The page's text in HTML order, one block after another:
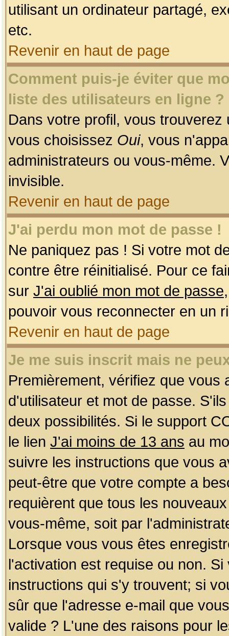
utilisant un ordinateur partagé,
etc.
Revenir en haut de page
Comment puis-je éviter que
liste des utilisateurs en ligne ?
Dans votre profil, vous
vous choisissez Oui, vous
administrateurs ou vous-même.
invisible.
Revenir en haut de page
J'ai perdu mon mot de passe !
Ne paniquez pas ! Si votre mot
contre être réinitialisé. Pour ce
sur J'ai oublié mon mot de passe
pouvoir vous reconnecter en un
Revenir en haut de page
Je me suis inscrit mais ne
Premièrement, vérifiez que
d'utilisateur et mot de passe.
deux possibilités. Si le support
le lien J'ai moins de 13 ans au
suivre les instructions que vous
peut-être que votre compte a
requièrent que tous les
vous-même, soit par
Lorsque vous vous êtes
l'activation est requise ou non.
instructions qui s'y trouvent; si
sûr que l'adresse e-mail que
valide ? L'une des raisons pour